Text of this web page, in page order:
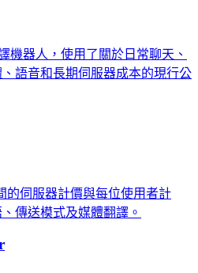
機器人，使用了關於日常聊天、
語音和長期伺服器成本的現行公
的伺服器計價與每位使用者計
傳送模式及媒體翻譯。